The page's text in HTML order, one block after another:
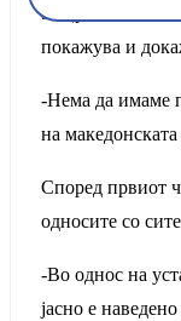
За црната
покажува и
-Нема да имаме
на
Според првиот
односите со
-Во однос на
јасно е